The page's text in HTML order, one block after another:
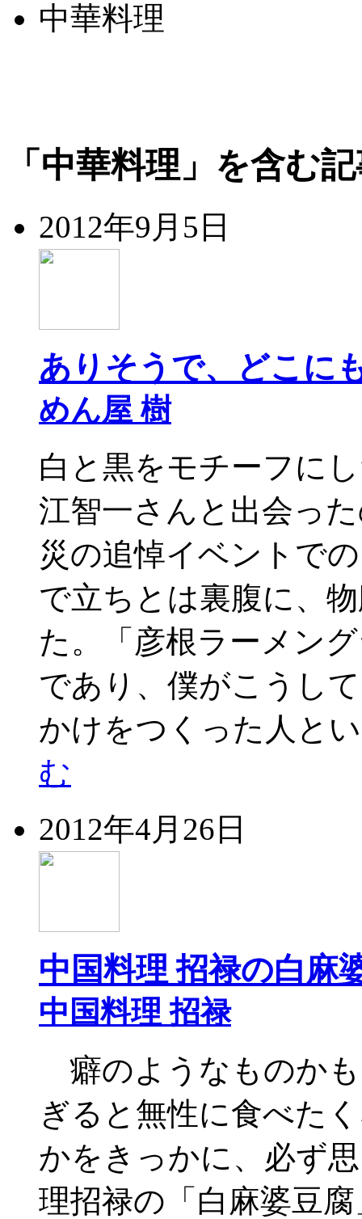
中華料理
「中華料理」を含む
2012年9月5日
ありそうで、どこに
めん屋 樹
白と黒をモチーフに
江智一さんと出会っ
災の追悼イベントで
で立ちとは裏腹に、
た。「彦根ラーメン
であり、僕がこうし
かけをつくった人と
む
2012年4月26日
中国料理 招禄の白麻
中国料理 招禄
癖のようなものか
ぎると無性に食べた
かをきっかに、必ず
理招禄の「白麻婆豆